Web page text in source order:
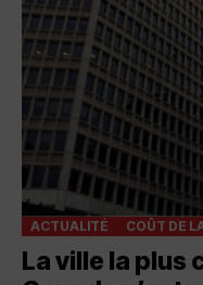
ACTUALITÉ COÛT DE
La ville la plus